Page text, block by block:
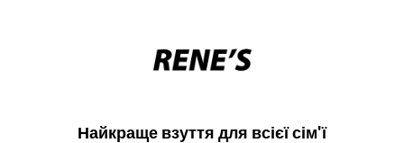
Найкраще взуття для всієї сім'ї